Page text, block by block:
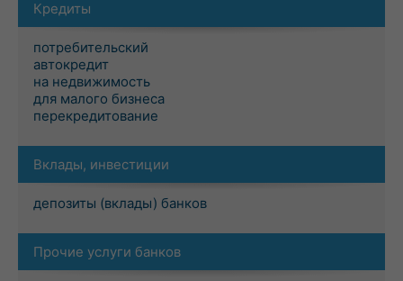
Кредиты
потребительский
автокредит
на недвижимость
для малого бизнеса
перекредитование
Вклады, инвестиции
депозиты (вклады) банков
Прочие услуги банков